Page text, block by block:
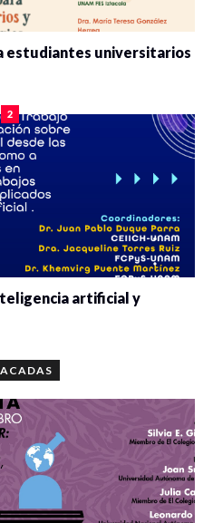
estudiantes universitarios
2
artificial y